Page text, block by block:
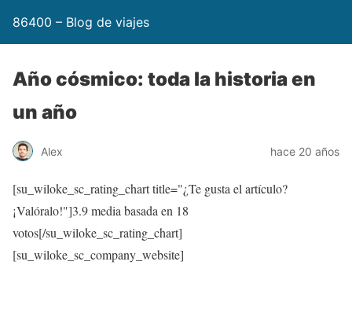
86400 – Blog de viajes
Año cósmico: toda la historia en
un año
Alex hace 20 años
[su_wiloke_sc_rating_chart title="¿Te gusta el artículo?
¡Valóralo!"]3.9media basada en 18
votos[/su_wiloke_sc_rating_chart]
[su_wiloke_sc_company_website]